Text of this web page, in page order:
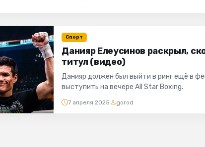
Спорт
Данияр Елеусинов раскрыл,
титул (видео)
Данияр должен был выйти в ринг ещё в
выступить на вечере All Star Boxing.
7 апреля 2025 gorod